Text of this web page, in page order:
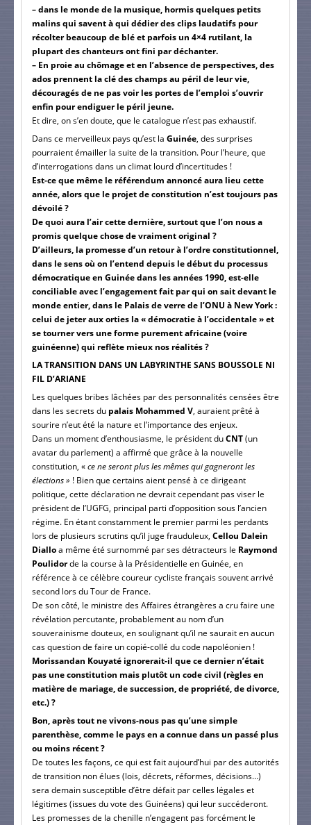
– dans le monde de la musique, hormis quelques petits
malins qui savent à qui dédier des clips laudatifs pour
récolter beaucoup de blé et parfois un 4×4 rutilant, la
plupart des chanteurs ont fini par déchanter.
– En proie au chômage et en l’absence de perspectives, des
ados prennent la clé des champs au péril de leur vie,
découragés de ne pas voir les portes de l’emploi s’ouvrir
enfin pour endiguer le péril jeune.
Et dire, on s’en doute, que le catalogue n’est pas exhaustif.
Dans ce merveilleux pays qu’est la Guinée, des surprises
pourraient émailler la suite de la transition. Pour l’heure, que
d’interrogations dans un climat lourd d’incertitudes !
Est-ce que même le référendum annoncé aura lieu cette
année, alors que le projet de constitution n’est toujours pas
dévoilé ?
De quoi aura l’air cette dernière, surtout que l’on nous a
promis quelque chose de vraiment original ?
D’ailleurs, la promesse d’un retour à l’ordre constitutionnel,
dans le sens où on l’entend depuis le début du processus
démocratique en Guinée dans les années 1990, est-elle
conciliable avec l’engagement fait par qui on sait devant le
monde entier, dans le Palais de verre de l’ONU à New York :
celui de jeter aux orties la « démocratie à l’occidentale » et
se tourner vers une forme purement africaine (voire
guinéenne) qui reflète mieux nos réalités ?
LA TRANSITION DANS UN LABYRINTHE SANS BOUSSOLE NI
FIL D’ARIANE
Les quelques bribes lâchées par des personnalités censées être
dans les secrets du palais Mohammed V, auraient prêté à
sourire n’eut été la nature et l’importance des enjeux.
Dans un moment d’enthousiasme, le président duCNT(un
avatar du parlement) a affirmé que grâce à la nouvelle
constitution, «ce ne seront plus les mêmes qui gagneront les
élections » ! Bien que certains aient pensé à ce dirigeant
politique, cette déclaration ne devrait cependant pas viser le
président de l’UGFG, principal parti d’opposition sous l’ancien
régime. En étant constamment le premier parmi les perdants
lors de plusieurs scrutins qu’il juge frauduleux, Cellou Dalein
Dialloa même été surnommé par ses détracteurs le Raymond
Poulidorde la course à la Présidentielle en Guinée, en
référence à ce célèbre coureur cycliste français souvent arrivé
second lors du Tour de France.
De son côté, le ministre des Affaires étrangères a cru faire une
révélation percutante, probablement au nom d’un
souverainisme douteux, en soulignant qu’il ne saurait en aucun
cas question de faire un copié-collé du code napoléonien !
Morissandan Kouyaté ignorerait-il que ce dernier n’était
pas une constitution mais plutôt un code civil (règles en
matière de mariage, de succession, de propriété, de divorce,
etc.) ?
Bon, après tout ne vivons-nous pas qu’une simple
parenthèse, comme le pays en a connue dans un passé plus
ou moins récent ?
De toutes les façons, ce qui est fait aujourd’hui par des autorités
de transition non élues (lois, décrets, réformes, décisions…)
sera demain susceptible d’être défait par celles légales et
légitimes (issues du vote des Guinéens) qui leur succéderont.
Les promesses de la chenille n’engagent pas forcément le